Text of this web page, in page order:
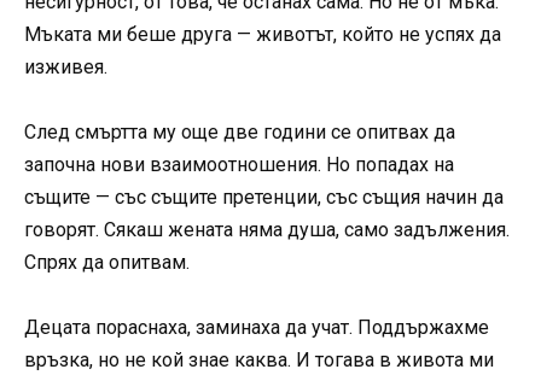
Мъката ми беше друга — животът, който не успях да
изживея.
След смъртта му още две години се опитвах да
започна нови взаимоотношения. Но попадах на
същите — със същите претенции, със същия начин да
говорят. Сякаш жената няма душа, само задължения.
Спрях да опитвам.
Децата пораснаха, заминаха да учат. Поддържахме
връзка, но не кой знае каква. И тогава в живота ми